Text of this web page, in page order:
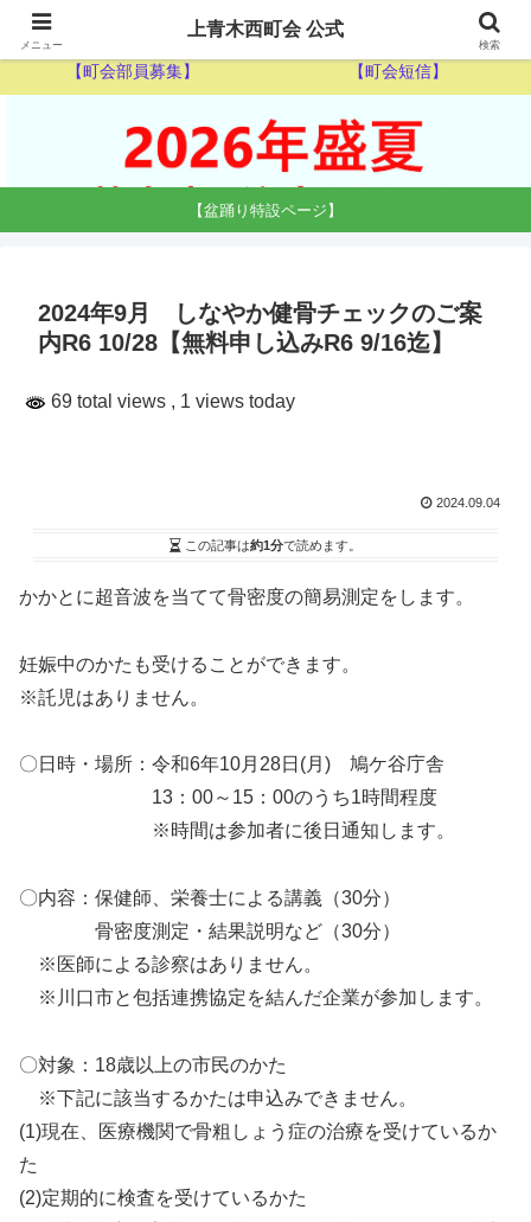
【ゴミ収集カレンダー】 【休日当番医】
【町会部員募集】 【町会短信】
【盆踊り特設ページ】
2024年9月 しなやか健骨チェックのご案
内R6 10/28【無料申し込みR6 9/16迄】
69 total views , 1 views today
2024.09.04
この記事は約1分で読めます。
かかとに超音波を当てて骨密度の簡易測定をします。
妊娠中のかたも受けることができます。
※託児はありません。
〇日時・場所：令和6年10月28日(月) 鳩ケ谷庁舎
13：00～15：00のうち1時間程度
※時間は参加者に後日通知します。
〇内容：保健師、栄養士による講義（30分）
骨密度測定・結果説明など（30分）
※医師による診察はありません。
※川口市と包括連携協定を結んだ企業が参加します。
〇対象：18歳以上の市民のかた
※下記に該当するかたは申込みできません。
(1)現在、医療機関で骨粗しょう症の治療を受けているか
た
(2)定期的に検査を受けているかた
メニュー
上青木西町会 公式
検索